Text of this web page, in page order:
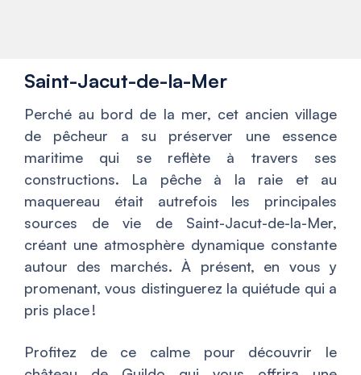
Saint-Jacut-de-la-Mer
Perché au bord de la mer, cet ancien village
de pêcheur a su préserver une essence
maritime qui se reflète à travers ses
constructions. La pêche à la raie et au
maquereau était autrefois les principales
sources de vie de Saint-Jacut-de-la-Mer,
créant une atmosphère dynamique constante
autour des marchés. À présent, en vous y
promenant, vous distinguerez la quiétude qui a
pris place !
Profitez de ce calme pour découvrir le